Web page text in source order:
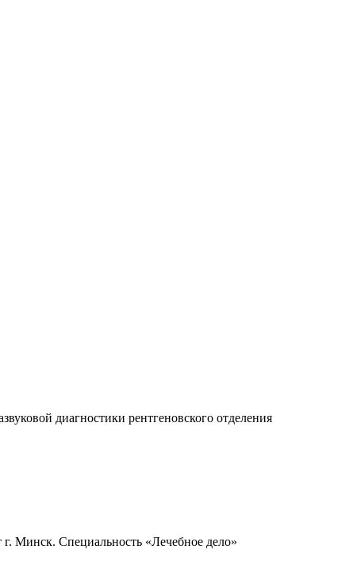
диагностики рентгеновского отделения
Минск. Специальность «Лечебное дело»